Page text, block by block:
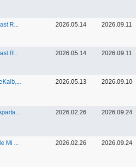
R... 2026.05.14 2026.09.11
R... 2026.05.14 2026.09.11
2026.05.13 2026.09.10
2026.02.26 2026.09.24
Mi ... 2026.02.26 2026.09.24